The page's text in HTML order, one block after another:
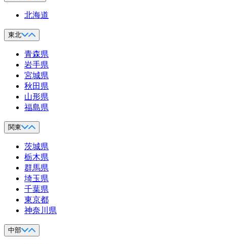
北海道
東北
青森県
岩手県
宮城県
秋田県
山形県
福島県
関東
茨城県
栃木県
群馬県
埼玉県
千葉県
東京都
神奈川県
中部